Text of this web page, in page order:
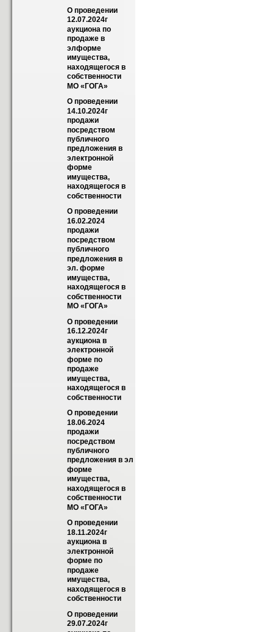
О проведении
12.07.2024г
аукциона по
продаже в
элформе
имущества,
находящегося в
собственности
МО «ГОГА»
О проведении
14.10.2024г
продажи
посредством
публичного
предложения в
электронной
форме
имущества,
находящегося в
собственности
О проведении
16.02.2024
продажи
посредством
публичного
предложения в
эл. форме
имущества,
находящегося в
собственности
МО «ГОГА»
О проведении
16.12.2024г
аукциона в
электронной
форме по
продаже
имущества,
находящегося в
собственности
О проведении
18.06.2024
продажи
посредством
публичного
предложения в эл
форме
имущества,
находящегося в
собственности
МО «ГОГА»
О проведении
18.11.2024г
аукциона в
электронной
форме по
продаже
имущества,
находящегося в
собственности
О проведении
29.07.2024г